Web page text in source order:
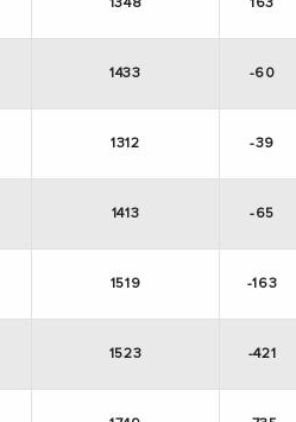
1433 -60
1312 -39
1413 -65
1519 -163
1523 -421